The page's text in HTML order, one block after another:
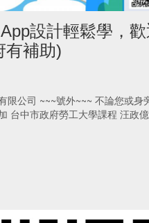
設計輕鬆學，
有補助)
限公司 ~~~號外~~~ 不論您或身
台中市政府勞工大學課程 汪政